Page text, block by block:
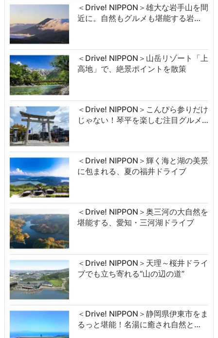
＜Drive! NIPPON＞雄大な岩手山を間
近に。自然もグルメも堪能する岩…
＜Drive! NIPPON＞山岳リゾート「上
高地」で、絶景ポイントを散策
＜Drive! NIPPON＞こんぴら参りだけ
じゃない！琴平を楽しむ注目グルメ…
＜Drive! NIPPON＞輝く海と湖の美景
に包まれる、夏の福井ドライブ
＜Drive! NIPPON＞奥三河の大自然を
堪能する、愛知・三河湖ドライブ
＜Drive! NIPPON＞天理～桜井ドライ
ブでも立ち寄れる“山の辺の道”
＜Drive! NIPPON＞静岡県伊東市をま
るっと堪能！名湯に癒され自然と…